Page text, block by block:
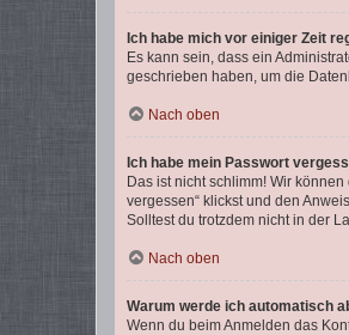
Ich habe mich vor einiger Zeit
Es kann sein, dass ein
geschrieben haben, um die
Nach oben
Ich habe mein Passwort
Das ist nicht schlimm! Wir
vergessen“ klickst und den
Solltest du trotzdem nicht in der
Nach oben
Warum werde ich automatisch
Wenn du beim Anmelden das